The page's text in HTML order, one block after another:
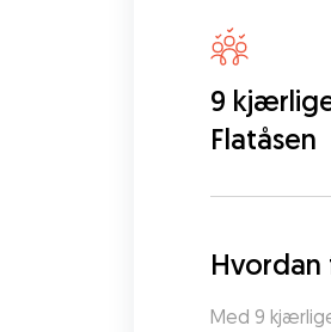
9
Flatåsen
Hvordan
Med 9